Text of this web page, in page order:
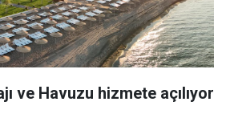
ve Havuzu hizmete açılıyor